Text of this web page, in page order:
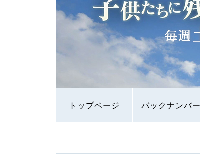
トップページ バックナンバー